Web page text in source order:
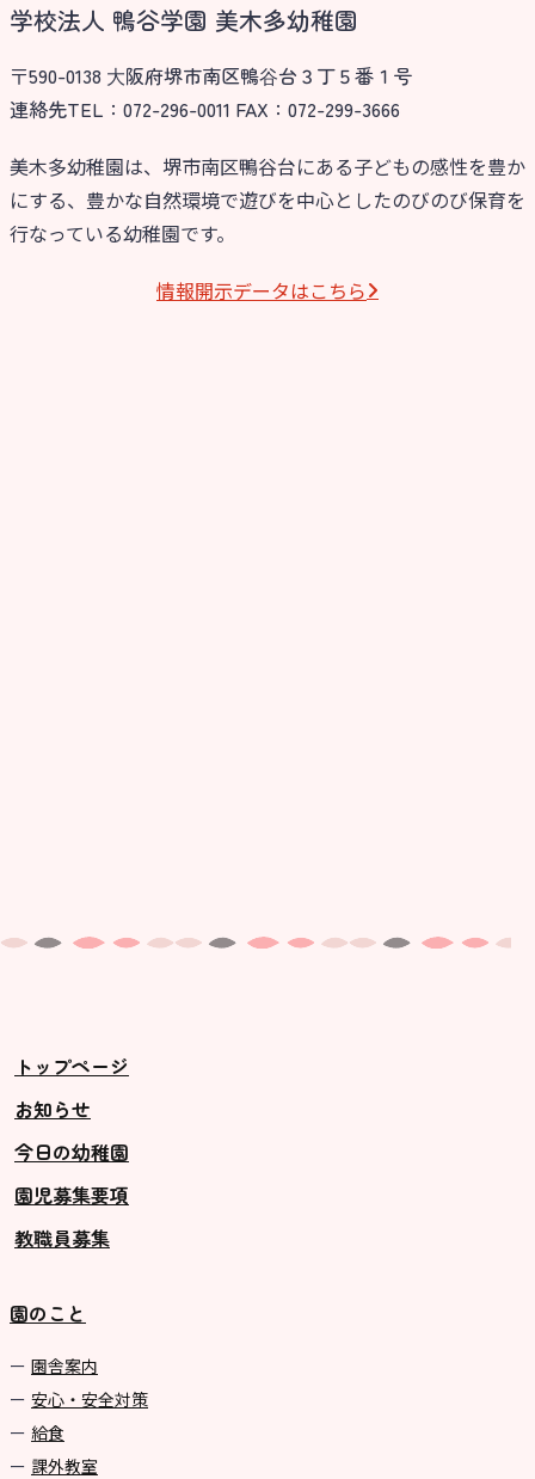
学校法人 鴨谷学園 美木多幼稚園
〒590-0138 ⼤阪府堺市南区鴨⾕台３丁５番１号
連絡先TEL：072-296-0011 FAX：072-299-3666
美木多幼稚園は、堺市南区鴨谷台にある子どもの感性を豊か
にする、豊かな自然環境で遊びを中心としたのびのび保育を
行なっている幼稚園です。
情報開⽰データはこちら
トップページ
お知らせ
今日の幼稚園
園児募集要項
教職員募集
園のこと
園舎案内
安心・安全対策
給食
課外教室